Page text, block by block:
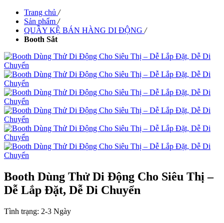
Trang chủ /
Sản phẩm /
QUẦY KỆ BÁN HÀNG DI ĐỘNG /
Booth Sắt
Booth Dùng Thử Di Động Cho Siêu Thị –
Dễ Lắp Đặt, Dễ Di Chuyển
Tình trạng: 2-3 Ngày